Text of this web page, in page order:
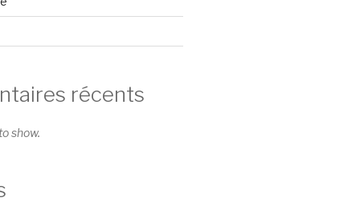
récents
show.